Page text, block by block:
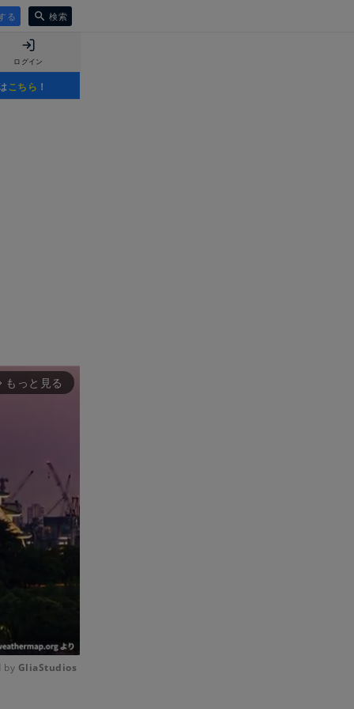
る 検索
ログイン
こちら ！
もっと見る
by GliaStudios